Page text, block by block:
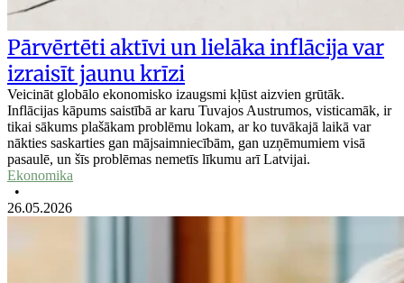
Pārvērtēti aktīvi un lielāka inflācija var
izraisīt jaunu krīzi
Veicināt globālo ekonomisko izaugsmi kļūst aizvien grūtāk.
Inflācijas kāpums saistībā ar karu Tuvajos Austrumos, visticamāk, ir
tikai sākums plašākam problēmu lokam, ar ko tuvākajā laikā var
nākties saskarties gan mājsaimniecībām, gan uzņēmumiem visā
pasaulē, un šīs problēmas nemetīs līkumu arī Latvijai.
Ekonomika
•
26.05.2026